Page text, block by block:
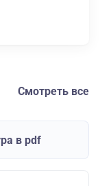
Смотреть все
в pdf